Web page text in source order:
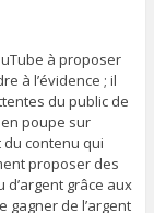
à proposer
à l’évidence ; il
du public de
poupe sur
du contenu qui
proposer des
grâce aux
gagner de l’argent